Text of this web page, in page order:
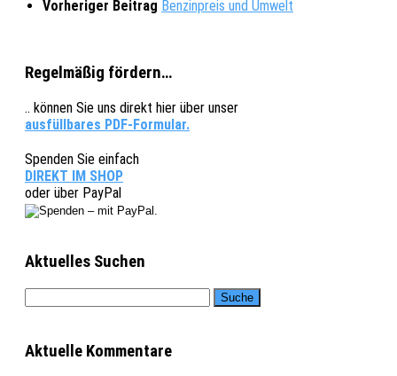
Vorheriger Beitrag Benzinpreis und Umwelt
Regelmäßig fördern…
.. können Sie uns direkt hier über unser
ausfüllbares PDF-Formular.
Spenden Sie einfach
DIREKT IM SHOP
oder über PayPal
Aktuelles Suchen
Aktuelle Kommentare